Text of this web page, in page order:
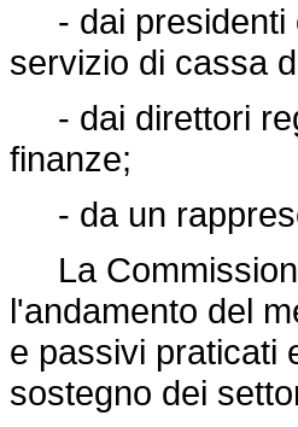
- dai presidenti
servizio di cassa
- dai direttori
finanze;
- da un
La
l'andamento del
e passivi praticati
sostegno dei